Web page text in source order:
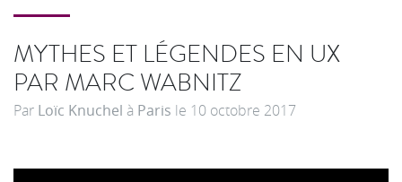
MYTHES ET LÉGENDES EN UX
PAR MARC WABNITZ
Par Loïc Knuchel à Paris le 10 octobre 2017